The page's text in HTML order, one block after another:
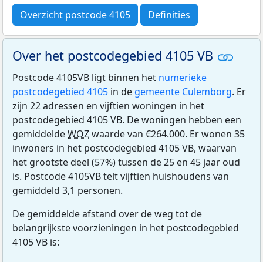
Overzicht postcode 4105 Definities
Over het postcodegebied 4105 VB
Postcode 4105VB ligt binnen het numerieke
postcodegebied 4105 in de gemeente Culemborg. Er
zijn 22 adressen en vijftien woningen in het
postcodegebied 4105 VB. De woningen hebben een
gemiddeldeWOZwaarde van €264.000. Er wonen 35
inwoners in het postcodegebied 4105 VB, waarvan
het grootste deel (57%) tussen de 25 en 45 jaar oud
is. Postcode 4105VB telt vijftien huishoudens van
gemiddeld 3,1 personen.
De gemiddelde afstand over de weg tot de
belangrijkste voorzieningen in het postcodegebied
4105 VB is: